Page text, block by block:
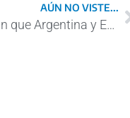
AÚN NO VISTE...
Los seis buques que muestran que Argentina y Egipto también juegan otro partido en los puertos